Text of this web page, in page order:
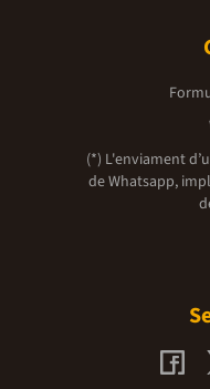
(*) L'enviament
de Whatsapp,